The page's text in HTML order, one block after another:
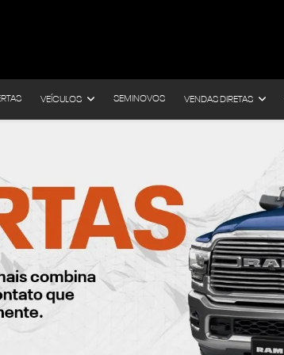
VEÍCULOS SEMINOVOS VENDAS DIRETAS